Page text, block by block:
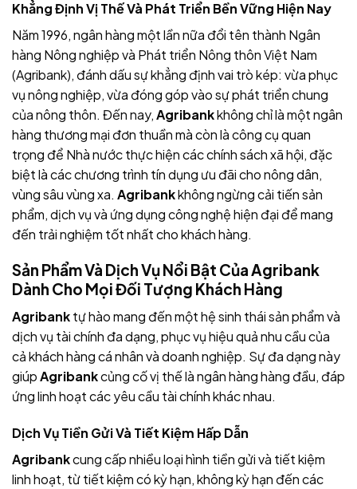
Khẳng Định Vị Thế Và Phát Triển Bền Vững Hiện Nay
Năm 1996, ngân hàng một lần nữa đổi tên thành Ngân
hàng Nông nghiệp và Phát triển Nông thôn Việt Nam
(Agribank), đánh dấu sự khẳng định vai trò kép: vừa phục
vụ nông nghiệp, vừa đóng góp vào sự phát triển chung
của nông thôn. Đến nay,Agribankkhông chỉ là một ngân
hàng thương mại đơn thuần mà còn là công cụ quan
trọng để Nhà nước thực hiện các chính sách xã hội, đặc
biệt là các chương trình tín dụng ưu đãi cho nông dân,
vùng sâu vùng xa. Agribankkhông ngừng cải tiến sản
phẩm, dịch vụ và ứng dụng công nghệ hiện đại để mang
đến trải nghiệm tốt nhất cho khách hàng.
Sản Phẩm Và Dịch Vụ Nổi Bật Của Agribank
Dành Cho Mọi Đối Tượng Khách Hàng
Agribanktự hào mang đến một hệ sinh thái sản phẩm và
dịch vụ tài chính đa dạng, phục vụ hiệu quả nhu cầu của
cả khách hàng cá nhân và doanh nghiệp. Sự đa dạng này
giúpAgribankcủng cố vị thế là ngân hàng hàng đầu, đáp
ứng linh hoạt các yêu cầu tài chính khác nhau.
Dịch Vụ Tiền Gửi Và Tiết Kiệm Hấp Dẫn
Agribankcung cấp nhiều loại hình tiền gửi và tiết kiệm
linh hoạt, từ tiết kiệm có kỳ hạn, không kỳ hạn đến các